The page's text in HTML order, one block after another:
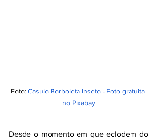
Foto: Casulo Borboleta Inseto - Foto gratuita
no Pixabay
Desde o momento em que eclodem do